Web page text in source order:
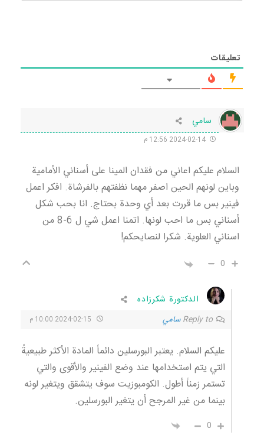
تعليقات
سامي
السلام عليكم اعاني من فقدان المينا على أسناني الأمامية
وباين لونهم الحين اصفر مهما نظفتهم بالفرشاة. افكر اعمل
فينير بس ما قررت بعد أي وحدة بحتاج. انا بحب شكل
أسناني بس ما احب لونها. اتمنا اعمل شي ل 6-8 من
اسناني العلوية. شكرا لنصايحكم!
0
الدكتورة شكرزاده
Reply to سامي
عليكم السلام. يعتبر البورسلين دائماً المادة الأكثر طبيعيةً
التي يتم استخدامها عند وضع الفينير والأقوى والتي
تستمر زمناً أطول. الكومبوزيت سوف يتشقق ويتغير لونه
بينما من غير المرجح أن يتغير البورسلين.
0